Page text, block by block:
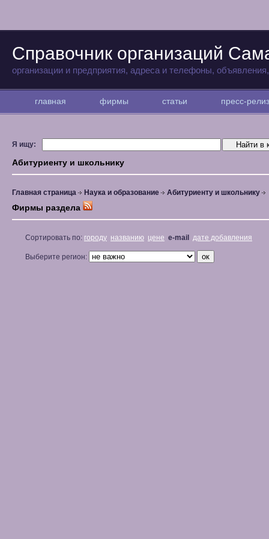
Справочник организаций
организации и предприятия, адреса и телефоны,
главная фирмы статьи пресс-
Я ищу:
Абитуриенту и школьнику
Главная страница Наука и образование Абитуриенту и школьнику
Фирмы раздела
Сортировать по: городу названию цене e-mail дате добавления
Выберите регион: